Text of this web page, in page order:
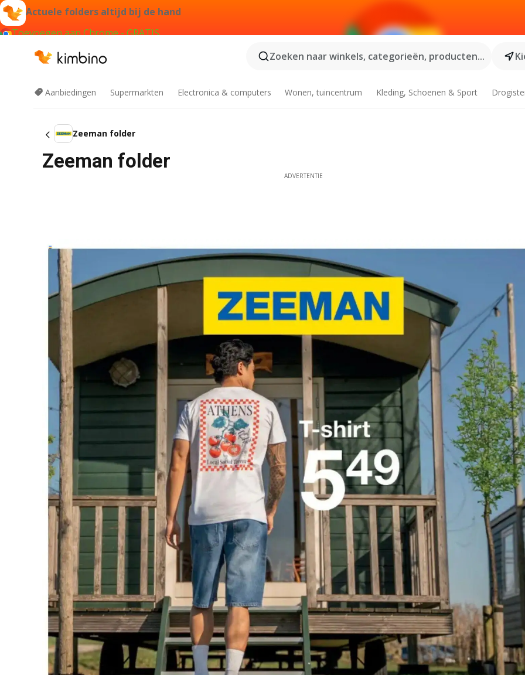
Actuele folders altijd bij de hand
Toevoegen aan Chrome - GRATIS
Zoeken naar winkels, categorieën, producten...
Aanbiedingen Supermarkten Electronica & computers Wonen, tuincentrum Kleding, Schoenen & Sport
Zeeman folder
Zeeman folder
ADVERTENTIE